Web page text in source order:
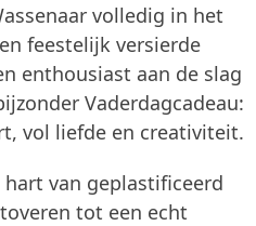
volledig in het
feestelijk versierde
enthousiast aan de slag
Vaderdagcadeau:
vol liefde en creativiteit.
van geplastificeerd
tot een echt